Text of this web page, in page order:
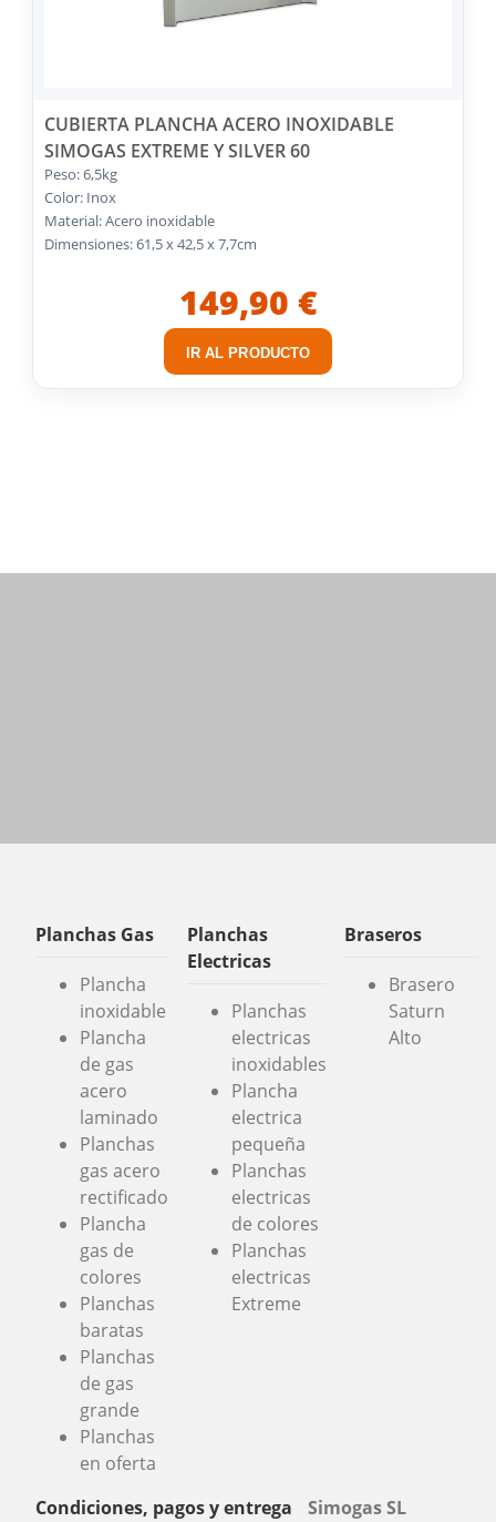
CUBIERTA PLANCHA ACERO INOXIDABLE
SIMOGAS EXTREME Y SILVER 60
Peso: 6,5kg
Color: Inox
Material: Acero inoxidable
Dimensiones: 61,5 x 42,5 x 7,7cm
149,90 €
IR AL PRODUCTO
Planchas Gas
Plancha
inoxidable
Plancha
de gas
acero
laminado
Planchas
gas acero
rectificado
Plancha
gas de
colores
Planchas
baratas
Planchas
de gas
grande
Planchas
en oferta
Planchas
Electricas
Planchas
electricas
inoxidables
Plancha
electrica
pequeña
Planchas
electricas
de colores
Planchas
electricas
Extreme
Braseros
Brasero
Saturn
Alto
Condiciones, pagos y entrega Simogas SL